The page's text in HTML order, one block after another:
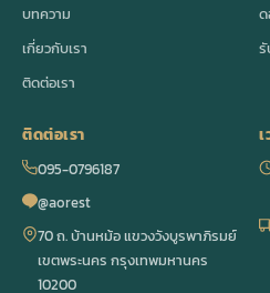
บทความ
เกี่ยวกับเรา
ติดต่อเรา
ติดต่อเรา
095-0796187
@aorest
70 ถ. บ้านหม้อ แขวงวังบูรพาภิรมย์
เขตพระนคร กรุงเทพมหานคร
10200